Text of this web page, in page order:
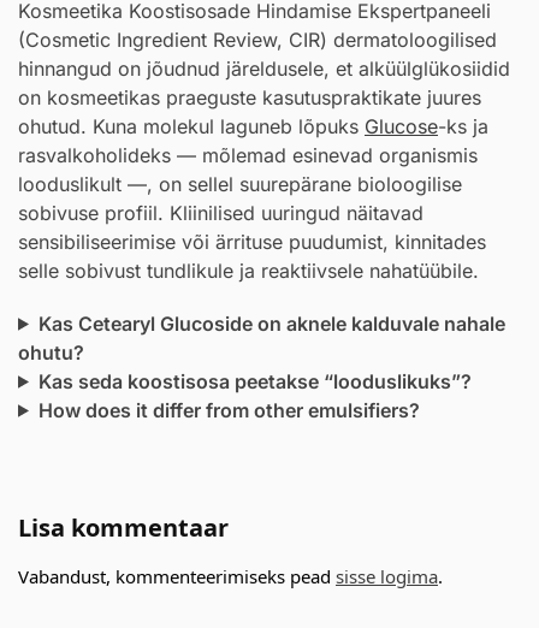
Kosmeetika Koostisosade Hindamise Ekspertpaneeli
(Cosmetic Ingredient Review, CIR) dermatoloogilised
hinnangud on jõudnud järeldusele, et alküülglükosiidid
on kosmeetikas praeguste kasutuspraktikate juures
ohutud. Kuna molekul laguneb lõpuks Glucose-ks ja
rasvalkoholideks — mõlemad esinevad organismis
looduslikult —, on sellel suurepärane bioloogilise
sobivuse profiil. Kliinilised uuringud näitavad
sensibiliseerimise või ärrituse puudumist, kinnitades
selle sobivust tundlikule ja reaktiivsele nahatüübile.
Kas Cetearyl Glucoside on aknele kalduvale nahale
ohutu?
Kas seda koostisosa peetakse “looduslikuks”?
How does it differ from other emulsifiers?
Lisa kommentaar
Vabandust, kommenteerimiseks pead sisse logima.